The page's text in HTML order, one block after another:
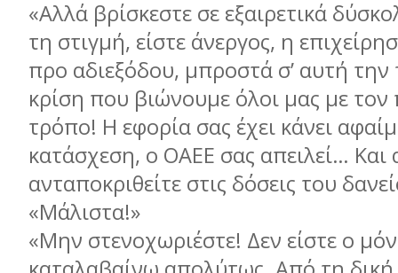
«Αλλά βρίσκεστε σε εξαιρετικά
τη στιγμή, είστε άνεργος, η
προ αδιεξόδου, μπροστά σ’ αυτή την
κρίση που βιώνουμε όλοι μας με
τρόπο! Η εφορία σας έχει κάνει
κατάσχεση, ο ΟΑΕΕ σας απειλεί… Και
ανταποκριθείτε στις δόσεις του
«Μάλιστα!»
«Μην στενοχωριέστε! Δεν είστε ο